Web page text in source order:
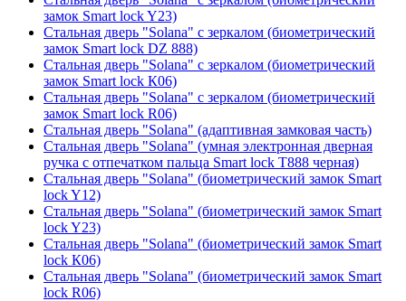
замок Smart lock Y23)
Стальная дверь "Solana" с зеркалом (биометрический
замок Smart lock DZ 888)
Стальная дверь "Solana" с зеркалом (биометрический
замок Smart lock К06)
Стальная дверь "Solana" с зеркалом (биометрический
замок Smart lock R06)
Стальная дверь "Solana" (адаптивная замковая часть)
Стальная дверь "Solana" (умная электронная дверная
ручка с отпечатком пальца Smart lock T888 черная)
Стальная дверь "Solana" (биометрический замок Smart
lock Y12)
Стальная дверь "Solana" (биометрический замок Smart
lock Y23)
Стальная дверь "Solana" (биометрический замок Smart
lock К06)
Стальная дверь "Solana" (биометрический замок Smart
lock R06)